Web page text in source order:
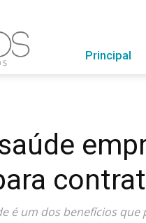
Principal
é um dos benefícios